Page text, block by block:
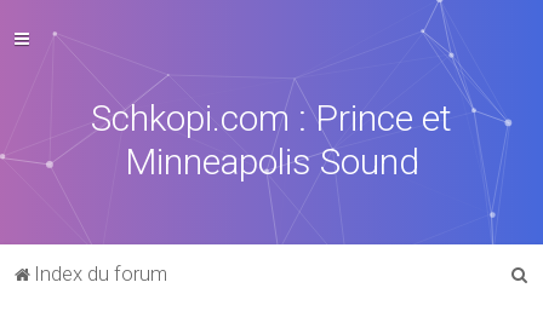
Schkopi.com : Prince et
Minneapolis Sound
Index du forum